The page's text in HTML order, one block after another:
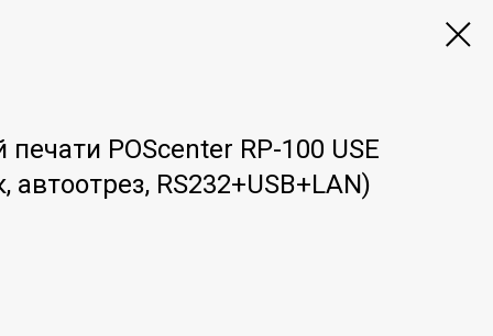
POScenter RP-100 USE
RS232+USB+LAN)